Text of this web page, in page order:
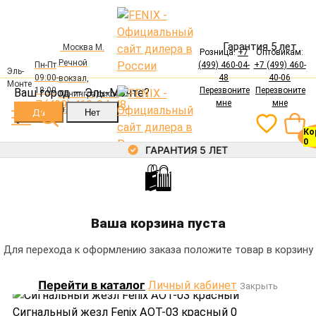
+7 (499) 460-04-48
0
Каталог
Аккумуляторы
Зарядные устройства
Эль-
Монте
Ваш город —Эль-Монте?
Пн-Пт
09:00-
18:00
Москва М.
Речной
вокзал,
Ленинградское
ш., 94, корп. 1
в России Гарантия 5 лет
Оптовикам:
+7 (499) 460-
40-06
Перезвоните
мне
Розница:+7
(499) 460-04-
48
Перезвоните
мне
Аккумуляторы
Зарядные устройства
Выносные кнопки
Аксессуары
ГАРАНТИЯ 5 ЛЕТ
🛍
Ваша корзина пуста
Для перехода к оформлению заказа положите товар в корзину
Перейти в каталог Личный кабинет Закрыть
Авторизация
Электронная почта
Главная
Аксессуары
Сигнальный жезл Fenix AOT-03 красный 0